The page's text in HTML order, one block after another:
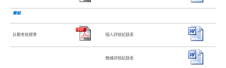
賽艇
計劃考核標準 個人評核紀錄表
教練評核紀錄表